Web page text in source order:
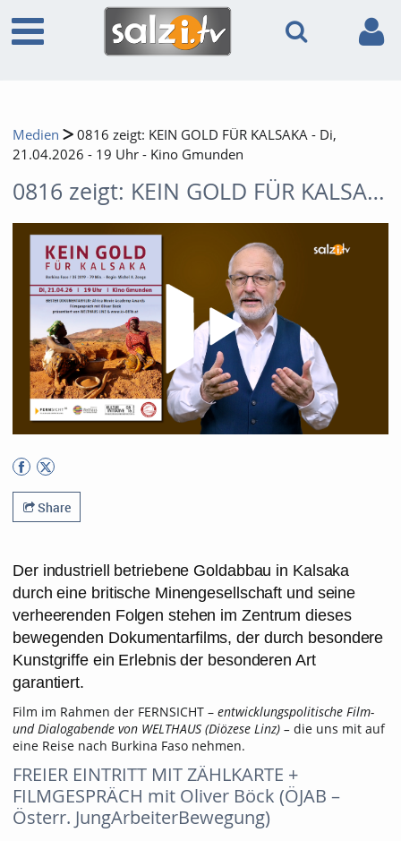
Medien
0816 zeigt: KEIN GOLD FÜR KALSAKA - Di,
21.04.2026 - 19 Uhr - Kino Gmunden
0816 zeigt: KEIN GOLD FÜR KALSAKA - Di, 21.04.2026 - 19 Uhr - Kino Gmunden
Share
Der industriell betriebene Goldabbau in Kalsaka
durch eine britische Minengesellschaft und seine
verheerenden Folgen stehen im Zentrum dieses
bewegenden Dokumentarfilms, der durch besondere
Kunstgriffe ein Erlebnis der besonderen Art
garantiert.
Film im Rahmen der FERNSICHT – entwicklungspolitische Film-
und Dialogabende von WELTHAUS (Diözese Linz) – die uns mit auf
eine Reise nach Burkina Faso nehmen.
FREIER EINTRITT MIT ZÄHLKARTE +
FILMGESPRÄCH mit Oliver Böck (ÖJAB –
Österr. JungArbeiterBewegung)